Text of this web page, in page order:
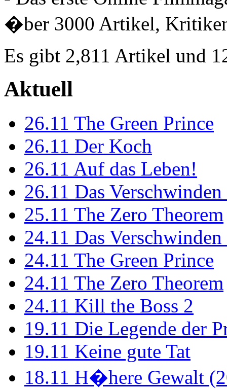
�ber 3000 Artikel,
Es gibt 2,811 Artikel und
Aktuell
26.11 The Green Prince
26.11 Der Koch
26.11 Auf das Leben!
26.11 Das
25.11 The Zero Theorem
24.11 Das
24.11 The Green Prince
24.11 The Zero Theorem
24.11 Kill the Boss 2
19.11 Die Legende der
19.11 Keine gute Tat
18.11 H�here Gewalt